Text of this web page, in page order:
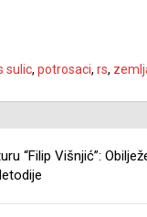
sulic, potrosaci, rs,
“Filip Višnjić”: